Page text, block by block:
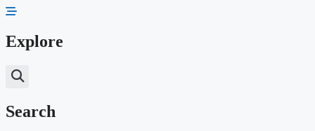
Skip
content
Explore
Search